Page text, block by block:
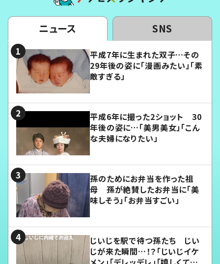
ニュース SNS
平成7年に生まれた双子…その
29年後の姿に「漫画みたい」「素
敵すぎる」
平成6年に撮った2ショット 30
年後の姿に…「美男美女」「こん
な夫婦になりたい」
孫のためにお弁当を作った祖
母 孫が絶賛したお弁当に「美
味しそう」「お弁当すごい」
じいじを駅で待つ孫たち じい
じが来た瞬間…！？「じいじイケ